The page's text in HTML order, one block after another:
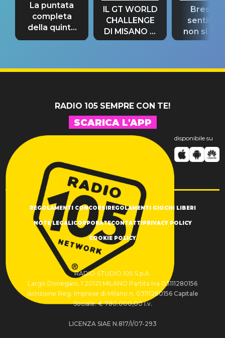
La puntata
completa
della quinta
tappa
IL GT WORLD
CHALLENGE
DI MISANO si
riconferma
Bresh:
non si
fino alla
RADIO 105 SEMPRE CON TE!
SCARICA L'APP
disponibile su
REGOLAMENTI CONCORSI REGOLAMENTI GIOCHI LIBERI
NOTE LEGALI CORPORATECONTATTI PRIVACY POLICY
COOKIE POLICY
RADIO STUDIO 105 S.p.A.
Largo Donegani, 1 20121 MILANO Partita Iva 03111280156
Iscrizione Reg. Imprese di Milano n. 03111280156 Capitale
Sociale: € 780.000,00 i.v.
LICENZA SIAE N.817/I/07-293